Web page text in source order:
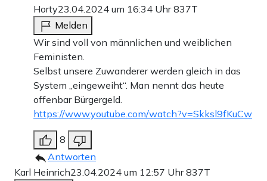
Horty23.04.2024 um 16:34 Uhr837T
Melden
Wir sind voll von männlichen und weiblichen
Feministen.
Selbst unsere Zuwanderer werden gleich in das
System „eingeweiht“. Man nennt das heute
offenbar Bürgergeld.
https://www.youtube.com/watch?v=Skksl9fKuCw
8
Antworten
Karl Heinrich23.04.2024 um 12:57 Uhr837T